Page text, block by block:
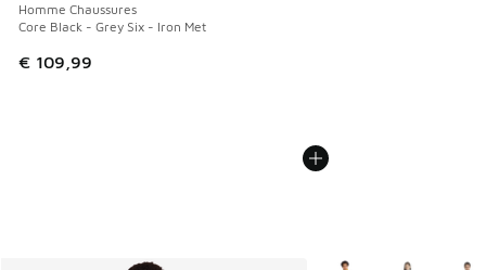
Homme Chaussures
Core Black - Grey Six - Iron Met
€ 109,99